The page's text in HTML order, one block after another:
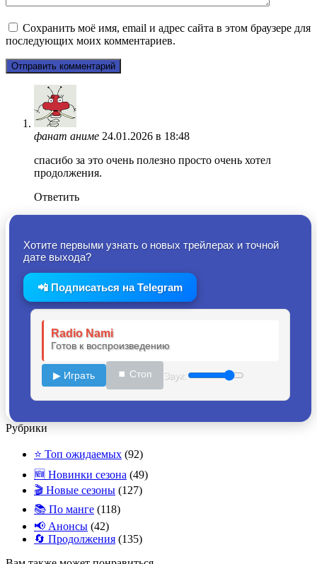
Сохранить моё имя, email и адрес сайта в этом браузере для
последующих моих комментариев.
фанат аниме 24.01.2026 в 18:48
спасибо за это очень полезно просто очень хотел
продолжения.
Ответить
Хотите первыми узнать о новых трейлерах и точной
дате выхода?
📲 Подписаться на Telegram
Radio Nami
Готов к воспроизведению
▶ Играть ⏹ Стоп Звук:
Рубрики
⭐ Топ ожидаемых (92)
🆕 Новинки сезона (49)
🎬 Новые сезоны (127)
📚 По манге (118)
📢 Анонсы (42)
🔄 Продолжения (135)